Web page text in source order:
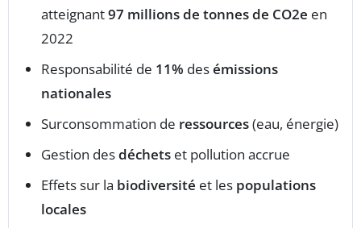
atteignant97 millions de tonnes de CO2e en
2022
Responsabilité de 11% desémissions
nationales
Surconsommation de ressources(eau, énergie)
Gestion desdéchets et pollution accrue
Effets sur la biodiversité et les populations
locales